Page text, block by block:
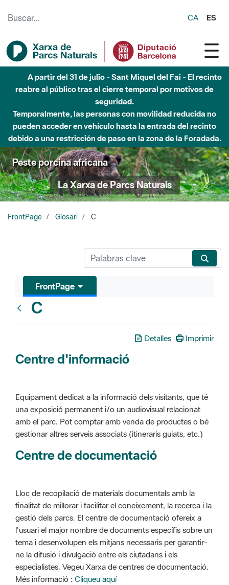
CA ES
A partir del 31 de julio - Sant Miquel del Fai - El recinto
reabre al público tras el cierre temporal por motivos de
seguridad.
Temporalmente, las personas con movilidad reducida no
pueden acceder en vehículo hasta la entrada del recinto
debido a una restricción de paso en la zona de la Foradada.
Peste porcina africana
La Xarxa de Parcs Naturals
FrontPage Glosari C
FrontPage
C
Detalles Imprimir
Centre d'informació
Equipament dedicat a la informació dels visitants, que té
una exposició permanent i/o un audiovisual relacionat
amb el parc. Pot comptar amb venda de productes o bé
gestionar altres serveis associats (itineraris guiats, etc.)
Centre de documentació
Lloc de recopilació de materials documentals amb la
finalitat de millorar i facilitar el coneixement, la recerca i la
gestió dels parcs. El centre de documentació ofereix a
l'usuari el major nombre de documents específis sobre un
tema i desenvolupen els mitjans necessaris per garantir-
ne la difusió i divulgació entre els ciutadans i els
especialistes. Vegeu Xarxa de centres de documentació.
Més informació : Cliqueu aquí